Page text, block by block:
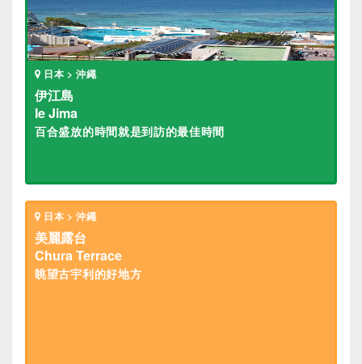
日本 > 沖繩
伊江島
Ie Jima
百合盛放的時間就是到訪的最佳時間
日本 > 沖繩
美麗露台
Chura Terrace
眺望古宇利的好地方